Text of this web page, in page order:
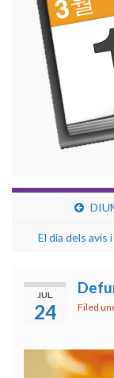
El dia dels
JUL.
24 Filed